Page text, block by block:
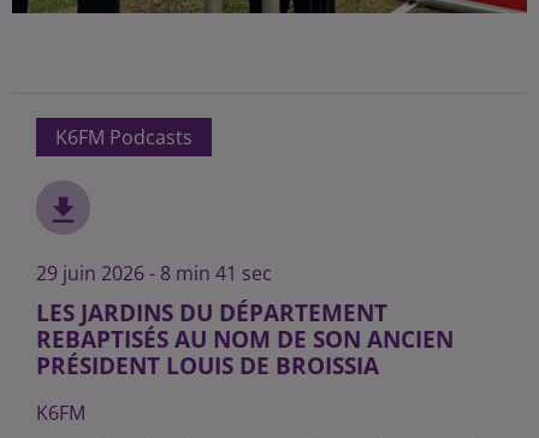
K6FM Podcasts
29 juin 2026 - 8 min 41 sec
LES JARDINS DU DÉPARTEMENT
REBAPTISÉS AU NOM DE SON ANCIEN
PRÉSIDENT LOUIS DE BROISSIA
K6FM